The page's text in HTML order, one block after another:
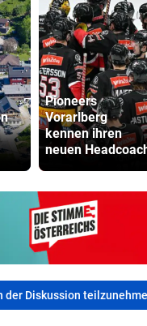
Pioneers
Vorarlberg
kennen ihren
neuen
der Diskussion